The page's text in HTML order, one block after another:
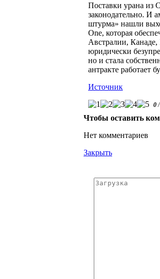
Поставки урана
законодательно. И
штурма» нашли
One, которая
Австралии, Канаде,
юридически
но и стала
антракте работает
Источник
0/
Чтобы оставить
Нет комментариев
Закрыть